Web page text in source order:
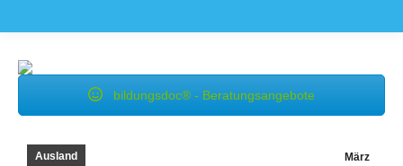
bildungsdoc® - Beratungsangebote
März
Ausland